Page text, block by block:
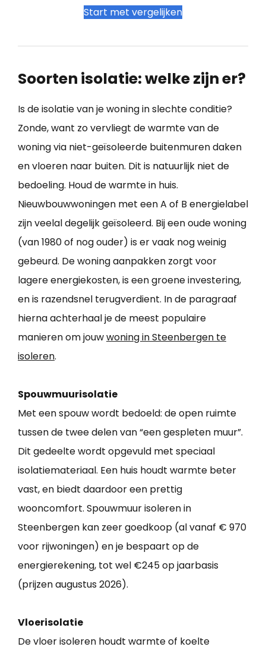
Start met vergelijken
Soorten isolatie: welke zijn er?
Is de isolatie van je woning in slechte conditie?
Zonde, want zo vervliegt de warmte van de
woning via niet-geïsoleerde buitenmuren daken
en vloeren naar buiten. Dit is natuurlijk niet de
bedoeling. Houd de warmte in huis.
Nieuwbouwwoningen met een A of B energielabel
zijn veelal degelijk geïsoleerd. Bij een oude woning
(van 1980 of nog ouder) is er vaak nog weinig
gebeurd. De woning aanpakken zorgt voor
lagere energiekosten, is een groene investering,
en is razendsnel terugverdient. In de paragraaf
hierna achterhaal je de meest populaire
manieren om jouwwoning in Steenbergen te
isoleren.
Spouwmuurisolatie
Met een spouw wordt bedoeld: de open ruimte
tussen de twee delen van “een gespleten muur”.
Dit gedeelte wordt opgevuld met speciaal
isolatiemateriaal. Een huis houdt warmte beter
vast, en biedt daardoor een prettig
wooncomfort. Spouwmuur isoleren in
Steenbergen kan zeer goedkoop (al vanaf € 970
voor rijwoningen) en je bespaart op de
energierekening, tot wel €245 op jaarbasis
(prijzen augustus 2026).
Vloerisolatie
De vloer isoleren houdt warmte of koelte